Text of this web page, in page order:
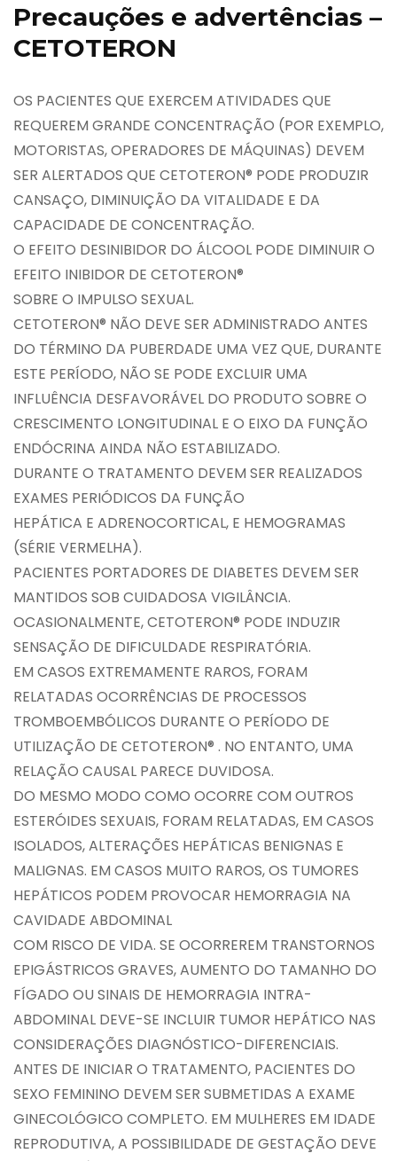
Precauções e advertências –
CETOTERON
OS PACIENTES QUE EXERCEM ATIVIDADES QUE
REQUEREM GRANDE CONCENTRAÇÃO (POR EXEMPLO,
MOTORISTAS, OPERADORES DE MÁQUINAS) DEVEM
SER ALERTADOS QUE CETOTERON® PODE PRODUZIR
CANSAÇO, DIMINUIÇÃO DA VITALIDADE E DA
CAPACIDADE DE CONCENTRAÇÃO.
O EFEITO DESINIBIDOR DO ÁLCOOL PODE DIMINUIR O
EFEITO INIBIDOR DE CETOTERON®
SOBRE O IMPULSO SEXUAL.
CETOTERON® NÃO DEVE SER ADMINISTRADO ANTES
DO TÉRMINO DA PUBERDADE UMA VEZ QUE, DURANTE
ESTE PERÍODO, NÃO SE PODE EXCLUIR UMA
INFLUÊNCIA DESFAVORÁVEL DO PRODUTO SOBRE O
CRESCIMENTO LONGITUDINAL E O EIXO DA FUNÇÃO
ENDÓCRINA AINDA NÃO ESTABILIZADO.
DURANTE O TRATAMENTO DEVEM SER REALIZADOS
EXAMES PERIÓDICOS DA FUNÇÃO
HEPÁTICA E ADRENOCORTICAL, E HEMOGRAMAS
(SÉRIE VERMELHA).
PACIENTES PORTADORES DE DIABETES DEVEM SER
MANTIDOS SOB CUIDADOSA VIGILÂNCIA.
OCASIONALMENTE, CETOTERON® PODE INDUZIR
SENSAÇÃO DE DIFICULDADE RESPIRATÓRIA.
EM CASOS EXTREMAMENTE RAROS, FORAM
RELATADAS OCORRÊNCIAS DE PROCESSOS
TROMBOEMBÓLICOS DURANTE O PERÍODO DE
UTILIZAÇÃO DE CETOTERON® . NO ENTANTO, UMA
RELAÇÃO CAUSAL PARECE DUVIDOSA.
DO MESMO MODO COMO OCORRE COM OUTROS
ESTERÓIDES SEXUAIS, FORAM RELATADAS, EM CASOS
ISOLADOS, ALTERAÇÕES HEPÁTICAS BENIGNAS E
MALIGNAS. EM CASOS MUITO RAROS, OS TUMORES
HEPÁTICOS PODEM PROVOCAR HEMORRAGIA NA
CAVIDADE ABDOMINAL
COM RISCO DE VIDA. SE OCORREREM TRANSTORNOS
EPIGÁSTRICOS GRAVES, AUMENTO DO TAMANHO DO
FÍGADO OU SINAIS DE HEMORRAGIA INTRA-
ABDOMINAL DEVE-SE INCLUIR TUMOR HEPÁTICO NAS
CONSIDERAÇÕES DIAGNÓSTICO-DIFERENCIAIS.
ANTES DE INICIAR O TRATAMENTO, PACIENTES DO
SEXO FEMININO DEVEM SER SUBMETIDAS A EXAME
GINECOLÓGICO COMPLETO. EM MULHERES EM IDADE
REPRODUTIVA, A POSSIBILIDADE DE GESTAÇÃO DEVE